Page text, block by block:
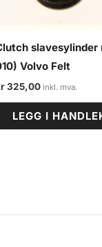
Volvo Felt
325,00
LEGG I